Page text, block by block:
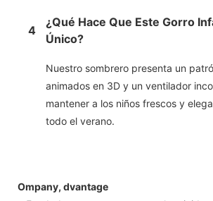
4
¿Qué Hace Que Este Gorro
Único?
Nuestro sombrero presenta un
animados en 3D y un ventilador
mantener a los niños frescos y
todo el verano.
Ompany, dvantage